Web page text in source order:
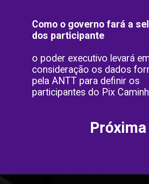
Como o governo fará a
dos participante
o poder executivo levará
consideração os dados
pela ANTT para definir os
participantes do Pix
Próxima